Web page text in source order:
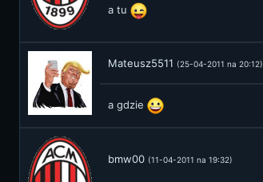
a tu
Mateusz5511 (25-04-2011 na 20:12)
a gdzie
bmw00 (11-04-2011 na 19:32)